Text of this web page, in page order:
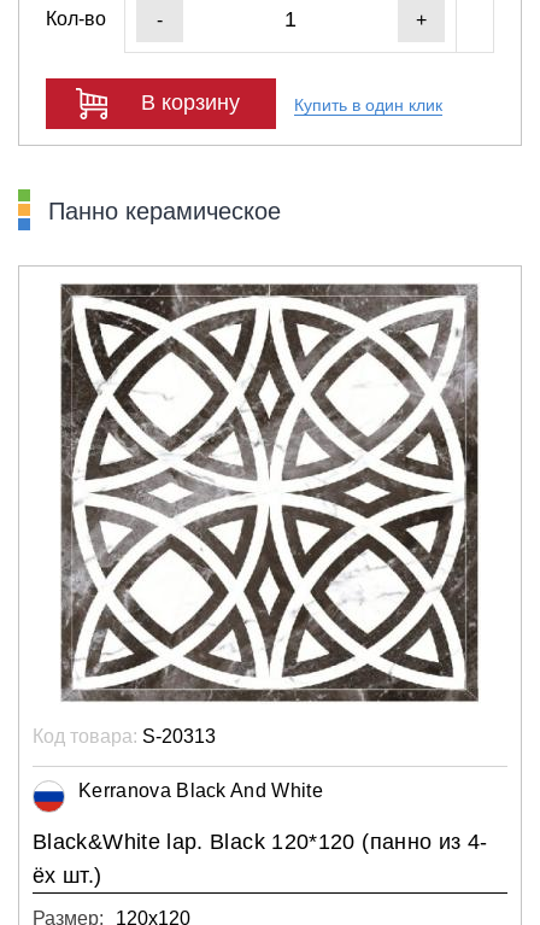
Кол-во - +
В корзину Купить в один клик
Панно керамическое
Код товара: S-20313
Kerranova Black And White
Black&White lap. Black 120*120 (панно из 4-
ёх шт.)
Размер: 120х120